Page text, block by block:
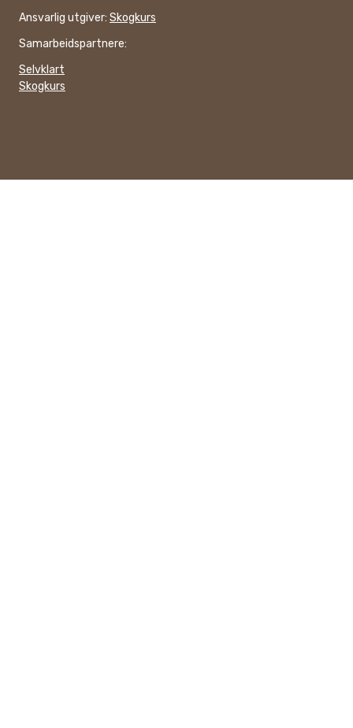
Ansvarlig utgiver: Skogkurs
Samarbeidspartnere:
Selvklart
Skogkurs